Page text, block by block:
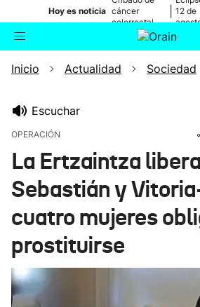
Hoy es noticia cáncer
colorrectal
12 de
Buscador Actualidad
Ikusmiran
Eguraldia
Inicio Actualidad Sociedad
Escuchar
OPERACIÓN
La Ertzaintza
Sebastián y
cuatro mujeres
prostituirse